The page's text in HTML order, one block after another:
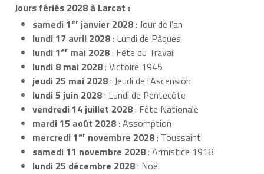
Jours fériés 2028 à Larcat :
samedi 1er janvier 2028: Jour de l'an
lundi 17 avril 2028: Lundi de Pâques
lundi 1er mai 2028: Fête du Travail
lundi 8 mai 2028: Victoire 1945
jeudi 25 mai 2028: Jeudi de l'Ascension
lundi 5 juin 2028: Lundi de Pentecôte
vendredi 14 juillet 2028: Fête Nationale
mardi 15 août 2028: Assomption
mercredi 1er novembre 2028: Toussaint
samedi 11 novembre 2028: Armistice 1918
lundi 25 décembre 2028: Noël